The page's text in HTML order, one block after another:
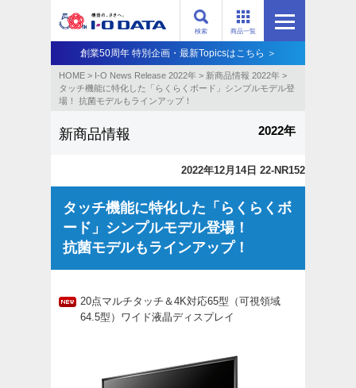
商品一覧
検索
創業50周年 特別企画・最新Topicsはこちら ＞
HOME > I-O News Release 2022年 > 新商品情報 2022年 >
タッチ機能に特化した「らくらくボード」シンプルモデル登
場！ 抗菌モデルもラインアップ！
新商品情報 2022年
2022年12月14日 22-NR152
タッチ機能に特化した「らくらくボ
ード」シンプルモデル登場！
抗菌モデルもラインアップ！
20点マルチタッチ＆4K対応65型（可視領域
64.5型）ワイド液晶ディスプレイ